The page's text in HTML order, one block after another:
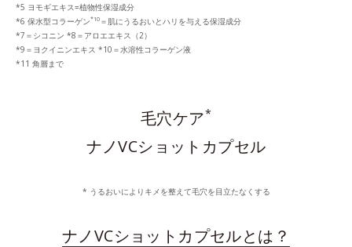
*5 ヨモギエキス=植物性保湿成分
*6 保水型コラーゲン*10 ＝肌にうるおいとハリを与える保湿成分
*7＝シコニン *8＝アロエエキス（2）
*9＝ヨクイニンエキス *10＝水溶性コラーゲン液
*11 角層まで
毛穴ケア*
ナノVCショットカプセル
* うるおいによりキメを整えて毛穴を目立たなくする
ナノVCショットカプセルとは？